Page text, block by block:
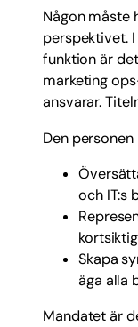
Någon måste
perspektivet.
funktion är
marketing
ansvarar.
Den
och IT:s
Skapa
äga alla
Mandatet är